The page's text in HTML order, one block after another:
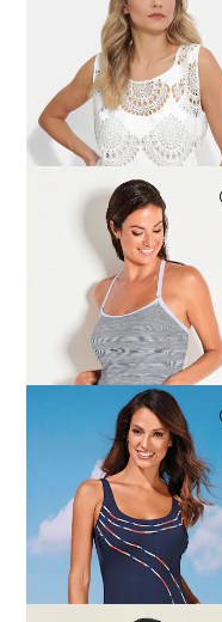
Mouwloze top met broderie
39,96 €49,95 €
Laagste prijs van de
dagen**: 49,95 € (-20%)
Tankini in marinelook met
109,95 €
Badpak met bandjes
79,96 €
99,95 €
Laagste prijs van de
dagen**: 99,95 €
(-20%)